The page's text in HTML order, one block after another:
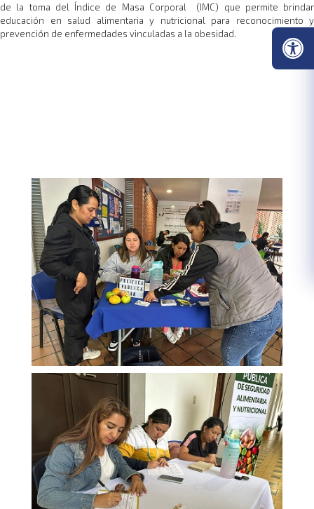
de la toma del Índice de Masa Corporal (IMC) que permite brindar
educación en salud alimentaria y nutricional para reconocimiento y
prevención de enfermedades vinculadas a la obesidad.